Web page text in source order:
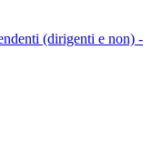
(dirigenti e non) -